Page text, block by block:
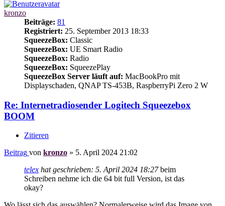
kronzo
Beiträge: 81
Registriert: 25. September 2013 18:33
SqueezeBox: Classic
SqueezeBox: UE Smart Radio
SqueezeBox: Radio
SqueezeBox: SqueezePlay
SqueezeBox Server läuft auf: MacBookPro mit
Displayschaden, QNAP TS-453B, RaspberryPi Zero 2 W
Re: Internetradiosender Logitech Squeezebox
BOOM
Zitieren
Beitrag von kronzo » 5. April 2024 21:02
telex hat geschrieben: 5. April 2024 18:27beim
Schreiben nehme ich die 64 bit full Version, ist das
okay?